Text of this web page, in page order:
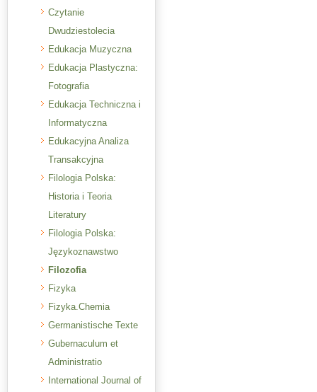
Czytanie
Dwudziestolecia
Edukacja Muzyczna
Edukacja Plastyczna:
Fotografia
Edukacja Techniczna i
Informatyczna
Edukacyjna Analiza
Transakcyjna
Filologia Polska:
Historia i Teoria
Literatury
Filologia Polska:
Językoznawstwo
Filozofia
Fizyka
Fizyka.Chemia
Germanistische Texte
Gubernaculum et
Administratio
International Journal of